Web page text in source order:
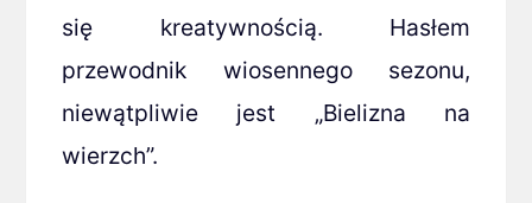
się kreatywnością. Hasłem
przewodnik wiosennego sezonu,
niewątpliwie jest „Bielizna na
wierzch”.